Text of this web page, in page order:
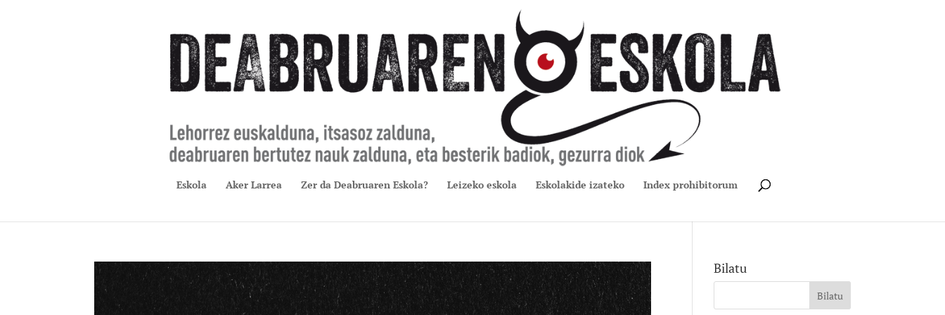
Eskola Aker Larrea Zer da Deabruaren Eskola? Leizeko eskola Eskolakide izateko Index prohibitorum
Bilatu